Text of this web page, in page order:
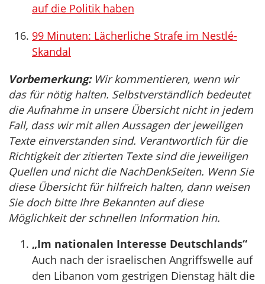
auf die Politik haben
99 Minuten: Lächerliche Strafe im Nestlé-
Skandal
Vorbemerkung:Wir kommentieren, wenn wir
das für nötig halten. Selbstverständlich bedeutet
die Aufnahme in unsere Übersicht nicht in jedem
Fall, dass wir mit allen Aussagen der jeweiligen
Texte einverstanden sind. Verantwortlich für die
Richtigkeit der zitierten Texte sind die jeweiligen
Quellen und nicht die NachDenkSeiten. Wenn Sie
diese Übersicht für hilfreich halten, dann weisen
Sie doch bitte Ihre Bekannten auf diese
Möglichkeit der schnellen Information hin.
„Im nationalen Interesse Deutschlands“
Auch nach der israelischen Angriffswelle auf
den Libanon vom gestrigen Dienstag hält die